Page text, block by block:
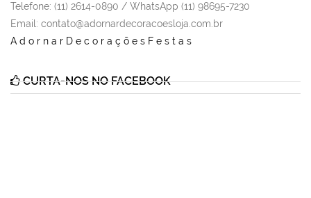
Telefone: (11) 2614-0890 / WhatsApp (11) 98695-7230
Email : contato@adornardecoracoesloja.com.br
AdornarDecoraçõesFestas
CURTA-NOS NO FACEBOOK